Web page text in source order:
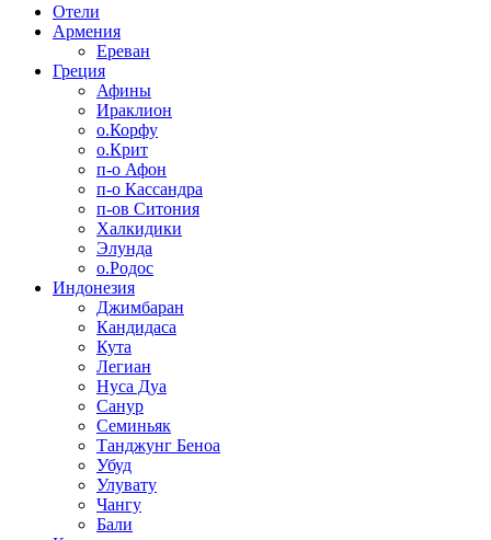
Отели
Армения
Ереван
Греция
Афины
Ираклион
о.Корфу
о.Крит
п-о Афон
п-о Кассандра
п-ов Ситония
Халкидики
Элунда
о.Родос
Индонезия
Джимбаран
Кандидаса
Кута
Легиан
Нуса Дуа
Санур
Семиньяк
Танджунг Беноа
Убуд
Улувату
Чангу
Бали